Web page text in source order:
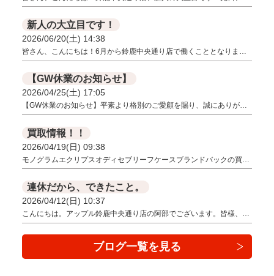
新人の大立目です！
2026/06/20(土) 14:38
皆さん、こんにちは！6月から鈴鹿中央通り店で働くこととなりま…
【GW休業のお知らせ】
2026/04/25(土) 17:05
【GW休業のお知らせ】平素より格別のご愛顧を賜り、誠にありが…
買取情報！！
2026/04/19(日) 09:38
モノグラムエクリプスオディセブリーフケースブランドバックの買…
連休だから、できたこと。
2026/04/12(日) 10:37
こんにちは。アップル鈴鹿中央通り店の阿部でございます。皆様、…
ブログ一覧を見る